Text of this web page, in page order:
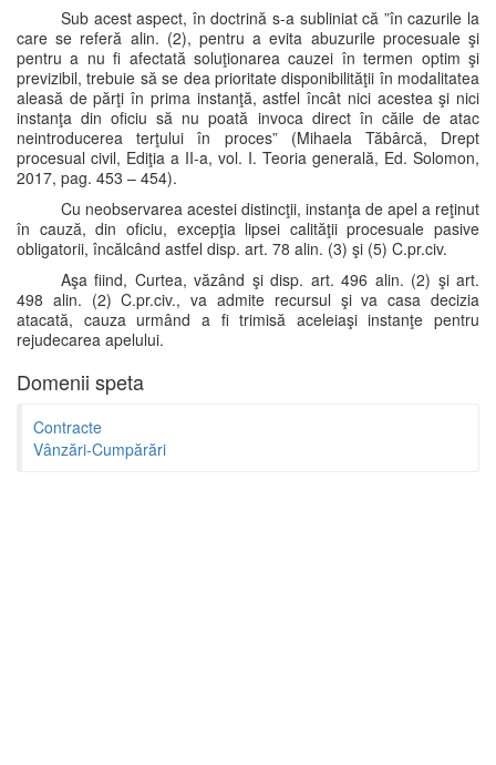
Sub acest aspect, în doctrină s-a subliniat că ”în cazurile la
care se referă alin. (2), pentru a evita abuzurile procesuale şi
pentru a nu fi afectată soluţionarea cauzei în termen optim şi
previzibil, trebuie să se dea prioritate disponibilităţii în modalitatea
aleasă de părţi în prima instanţă, astfel încât nici acestea şi nici
instanţa din oficiu să nu poată invoca direct în căile de atac
neintroducerea terţului în proces” (Mihaela Tăbârcă, Drept
procesual civil, Ediţia a II-a, vol. I. Teoria generală, Ed. Solomon,
2017, pag. 453 – 454).
Cu neobservarea acestei distincţii, instanţa de apel a reţinut
în cauză, din oficiu, excepţia lipsei calităţii procesuale pasive
obligatorii, încălcând astfel disp. art. 78 alin. (3) şi (5) C.pr.civ.
Aşa fiind, Curtea, văzând şi disp. art. 496 alin. (2) şi art.
498 alin. (2) C.pr.civ., va admite recursul şi va casa decizia
atacată, cauza urmând a fi trimisă aceleiaşi instanţe pentru
rejudecarea apelului.
Domenii speta
Contracte
Vânzări-Cumpărări